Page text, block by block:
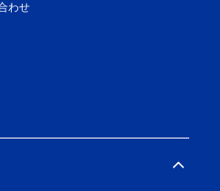
わせ